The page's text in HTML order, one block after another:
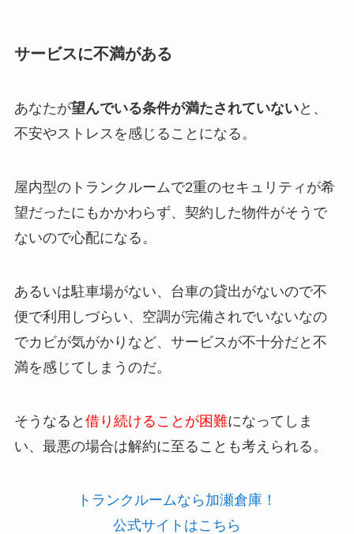
サービスに不満がある
あなたが望んでいる条件が満たされていないと、
不安やストレスを感じることになる。
屋内型のトランクルームで2重のセキュリティが希
望だったにもかかわらず、契約した物件がそうで
ないので心配になる。
あるいは駐車場がない、台車の貸出がないので不
便で利用しづらい、空調が完備されでいないなの
でカビが気がかりなど、 サービスが不十分だと不
満を感じてしまうのだ。
そうなると 借り続けることが困難になってしま
い、最悪の場合は解約に至ることも考えられる。
トランクルームなら加瀬倉庫！
公式サイトはこちら